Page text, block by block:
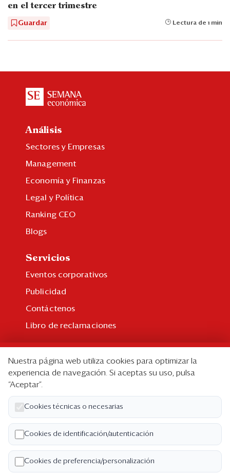
en el tercer trimestre
Guardar Lectura de 1 min
Análisis
Sectores y Empresas
Management
Economía y Finanzas
Legal y Política
Ranking CEO
Blogs
Servicios
Eventos corporativos
Publicidad
Contáctenos
Libro de reclamaciones
Suscripción individual
Paquetes corporativos
Edición Impresa
Nosotros
Quiénes somos
Código de ética
Nuestra página web utiliza cookies para optimizar la
experiencia de navegación. Si aceptas su uso, pulsa
“Aceptar”.
Cookies técnicas o necesarias
Cookies de identificación/autenticación
Cookies de preferencia/personalización